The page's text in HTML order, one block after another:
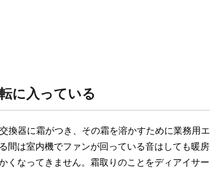
に入っている
換器に霜がつき、その霜を溶かすために業務用エ
間は室内機でファンが回っている音はしても暖房
くなってきません。霜取りのことをディアイサー